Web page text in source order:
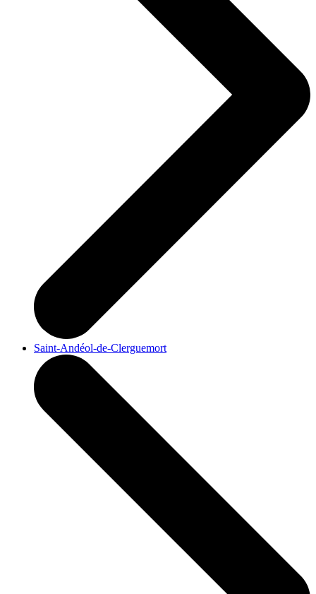
Saint-Andéol-de-Clerguemort